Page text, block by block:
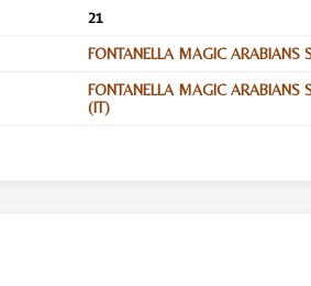
21
FONTANELLA MAGIC ARABIANS
FONTANELLA MAGIC ARABIANS
(IT)